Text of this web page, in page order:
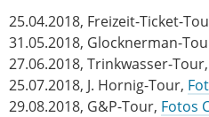
25.04.2018, Freizeit-Ticket-
31.05.2018, Glocknerman-
27.06.2018, Trinkwasser-Tour,
25.07.2018, J. Hornig-Tour,
29.08.2018, G&P-Tour, Fotos